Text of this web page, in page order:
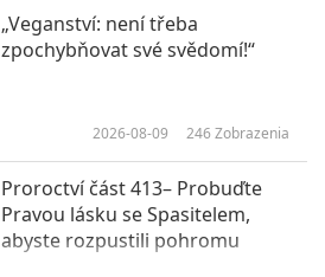
The Doctor’s Prescription:
„Veganství: není třeba
zpochybňovat své svědomí!“
2026-08-09 246Zobrazenia
Proroctví část 413– Probuďte
Pravou lásku se Spasitelem,
abyste rozpustili pohromu